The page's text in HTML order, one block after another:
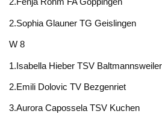
2.Sophia Glauner TG
W 8
1.Isabella Hieber TSV
2.Emili Dolovic TV
3.Aurora Capossela TSV